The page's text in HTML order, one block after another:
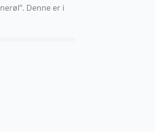
Denne er i